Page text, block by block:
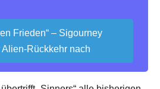
Frieden“ – Sigourney
Rückkehr nach